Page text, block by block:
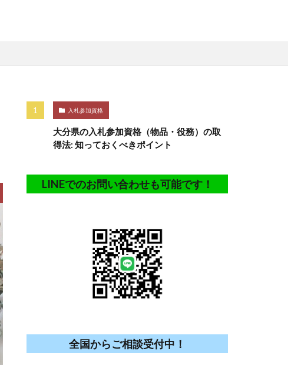
入札参加資格
大分県の入札参加資格（物品・役務）の取
得法: 知っておくべきポイント
LINEでのお問い合わせも可能です！
全国からご相談受付中！